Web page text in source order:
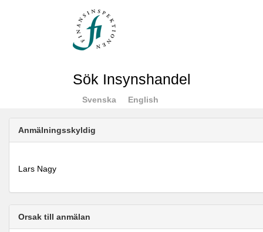
Sök Insynshandel
Svenska English
Anmälningsskyldig
Lars Nagy
Orsak till anmälan